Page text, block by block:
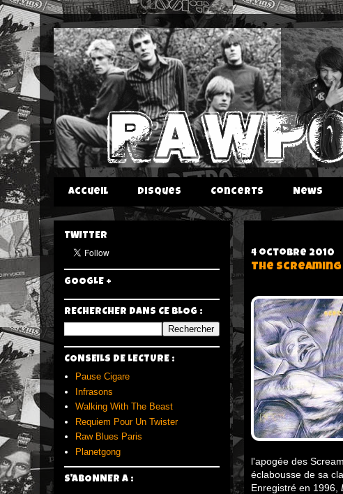
Accueil Disques Concerts News
4 octobre 2010
The
l'apogée des
éclabousse de sa
Enregistré en 1996,
TWITTER
GOOGLE +
RECHERCHER DANS CE BLOG :
CONSEILS DE LECTURE :
Pause Cigare
Infrasons
Walking With The Beast
Requiem Pour Un Twister
Raw Blues Paris
Planetgong
S'ABONNER A :